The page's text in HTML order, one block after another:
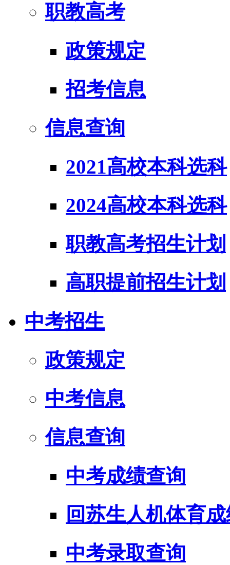
职教高考
政策规定
招考信息
信息查询
2021高校本科选科
2024高校本科选科
职教高考招生计划
高职提前招生计划
中考招生
政策规定
中考信息
信息查询
中考成绩查询
回苏生人机体育
中考录取查询